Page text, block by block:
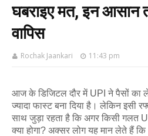
घबराइए मत, इन आसान
वापिस
Rochak Jaankari 11:43 pm
आज के डिजिटल दौर में UPI ने पैसों
ज्यादा फास्ट बना दिया है। लेकिन इसी
साथ जुड़ा रहता है कि अगर किसी गलत
क्या होगा? अक्सर लोग यह मान लेते हैं